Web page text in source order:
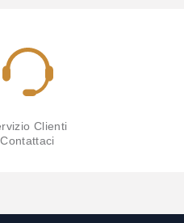
Clienti
Contattaci